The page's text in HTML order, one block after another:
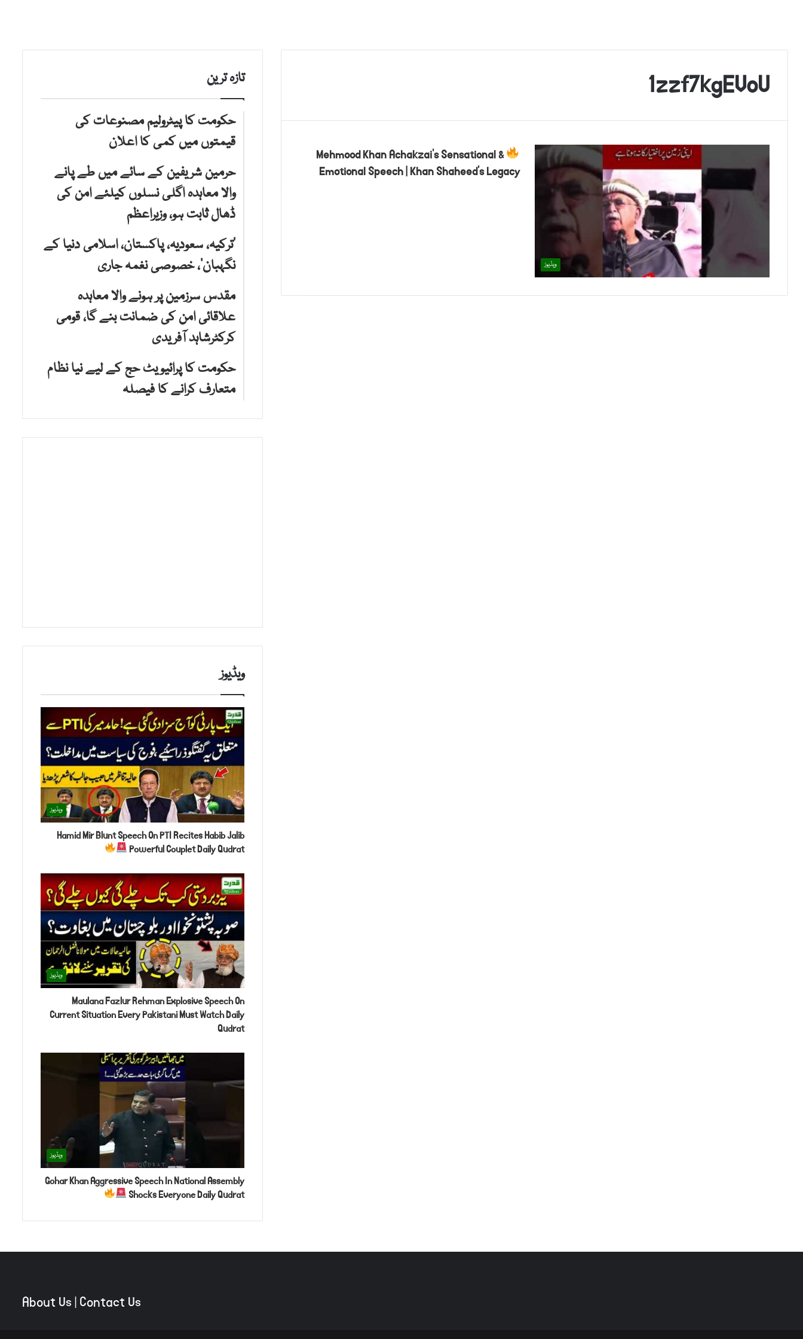
1zzf7kgEVoU
ویڈیوز
Mehmood Khan Achakzai’s Sensational &
Emotional Speech | Khan Shaheed’s Legacy
تازہ ترین
حکومت کا پیٹرولیم مصنوعات کی
قیمتوں میں کمی کا اعلان
حرمین شریفین کے سائے میں طے پانے
والا معاہدہ اگلی نسلوں کیلئے امن کی
ڈھال ثابت ہو، وزیراعظم
‘ترکیہ، سعودیہ، پاکستان، اسلامی دنیا کے
نگہبان’، خصوصی نغمہ جاری
مقدس سرزمین پر ہونے والا معاہدہ
علاقائی امن کی ضمانت بنے گا، قومی
کرکٹرشاہد آفریدی
حکومت کا پرائیویٹ حج کے لیے نیا نظام
متعارف کرانے کا فیصلہ
ویڈیوز
ویڈیوز
Hamid Mir Blunt Speech On PTI Recites Habib Jalib
Powerful Couplet Daily Qudrat
ویڈیوز
Maulana Fazlur Rehman Explosive Speech On
Current Situation Every Pakistani Must Watch Daily
Qudrat
ویڈیوز
Gohar Khan Aggressive Speech In National Assembly
Shocks Everyone Daily Qudrat
About Us|Contact Us